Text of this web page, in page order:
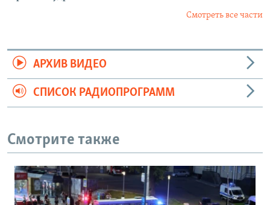
Смотреть все части
АРХИВ ВИДЕО
СПИСОК РАДИОПРОГРАММ
Смотрите также